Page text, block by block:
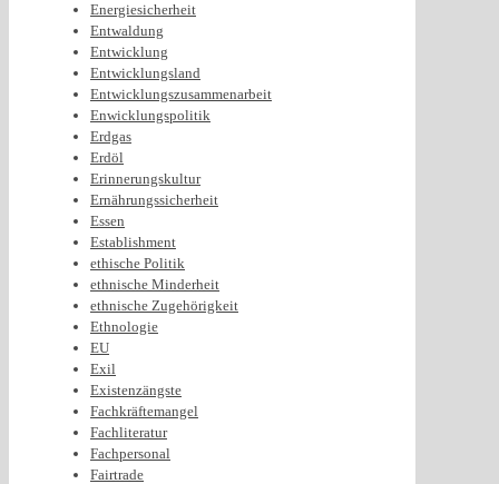
Energiesicherheit
Entwaldung
Entwicklung
Entwicklungsland
Entwicklungszusammenarbeit
Enwicklungspolitik
Erdgas
Erdöl
Erinnerungskultur
Ernährungssicherheit
Essen
Establishment
ethische Politik
ethnische Minderheit
ethnische Zugehörigkeit
Ethnologie
EU
Exil
Existenzängste
Fachkräftemangel
Fachliteratur
Fachpersonal
Fairtrade